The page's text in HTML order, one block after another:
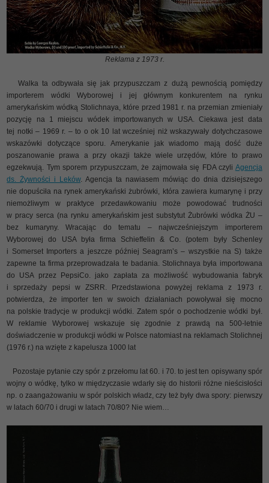
Reklama z 1973 r.
Walka ta odbywała się jak przypuszczam z dużą pewnością pomiędzy
importerem wódki Wyborowej i jej głównym konkurentem na rynku
amerykańskim wódką Stolichnaya, które przed 1981 r. na przemian zmieniały
pozycję na 1 miejscu wódek importowanych w USA. Ciekawa jest data
tej notki – 1969 r. – to o ok 10 lat wcześniej niż wskazywały dotychczasowe
wskazówki dotyczące sporu. Amerykanie jak wiadomo mają dość duże
poszanowanie prawa a przy okazji także wiele urzędów, które to prawo
egzekwują. Tym sporem przypuszczam, że zajmowała się FDA czyli Agencja
ds. Żywności i Leków. Agencja ta nawiasem mówiąc do dnia dzisiejszego
nie dopuściła na rynek amerykański żubrówki, która zawiera kumarynę i przy
niemożliwym w praktyce przedawkowaniu może powodować trudności
w pracy serca (na rynku amerykańskim jest substytut Żubrówki wódka ŻU –
bez kumaryny. Wracając do tematu – najwcześniejszym importerem
Wyborowej do USA była firma Schieffelin & Co. (potem były Schenley
i Somerset Importers a jeszcze później Seagram’s – wszystkie na S) także
zapewne ta firma przeprowadzała te badania. Stolichnaya była importowana
do USA przez PepsiCo. jako zapłata za możliwość wybudowania fabryk
i sprzedaży pepsi w ZSRR. Przedstawiona powyżej reklama z 1973 r.
potwierdza, że importer ten w swoich działaniach powoływał się mocno
na polskie tradycje w produkcji wódki. Zatem spór o pochodzenie wódki był.
W reklamie Wyborowej wskazuje się zgodnie z prawdą na 500-letnie
doświadczenie w produkcji wódki w Polsce natomiast na reklamach Stolichnej
(1976 r.) na wzięte z kapelusza 1000 lat
Pozostaje pytanie czy spór z przełomu lat 60. i 70. to jest ten opisywany spór
wojny o wódkę, tylko w międzyczasie wdarły się do historii różne nieścisłości
np. o zaangażowaniu w spór polskich władz, czy też były dwa spory: pierwszy
w latach 60/70 i drugi w latach 70/80? Nie wiem…